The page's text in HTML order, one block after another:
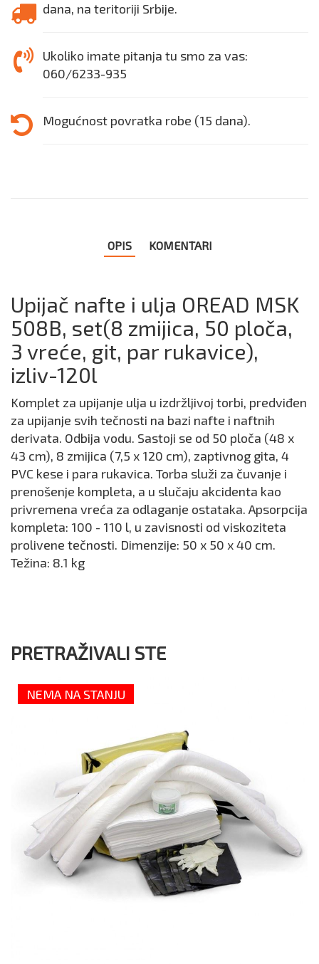
dana, na teritoriji Srbije.
Ukoliko imate pitanja tu smo za vas:
060/6233-935
Mogućnost povratka robe (15 dana).
OPIS KOMENTARI
Upijač nafte i ulja OREAD MSK
508B, set(8 zmijica, 50 ploča,
3 vreće, git, par rukavice),
izliv-120l
Komplet za upijanje ulja u izdržljivoj torbi, predviđen
za upijanje svih tečnosti na bazi nafte i naftnih
derivata. Odbija vodu. Sastoji se od 50 ploča (48 x
43 cm), 8 zmijica (7,5 x 120 cm), zaptivnog gita, 4
PVC kese i para rukavica. Torba služi za čuvanje i
prenošenje kompleta, a u slučaju akcidenta kao
privremena vreća za odlaganje ostataka. Apsorpcija
kompleta: 100 - 110 l, u zavisnosti od viskoziteta
prolivene tečnosti. Dimenzije: 50 x 50 x 40 cm.
Težina: 8.1 kg
PRETRAŽIVALI STE
NEMA NA STANJU